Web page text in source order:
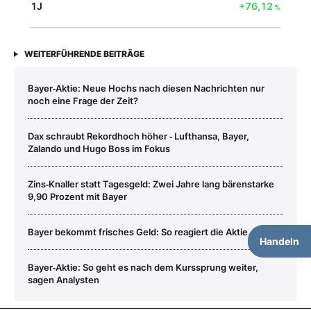
Handeln
1J +76,12%
WEITERFÜHRENDE BEITRÄGE
Bayer‑Aktie: Neue Hochs nach diesen Nachrichten nur
noch eine Frage der Zeit?
Dax schraubt Rekordhoch höher ‑ Lufthansa, Bayer,
Zalando und Hugo Boss im Fokus
Zins‑Knaller statt Tagesgeld: Zwei Jahre lang bärenstarke
9,90 Prozent mit Bayer
Bayer bekommt frisches Geld: So reagiert die Aktie
Bayer‑Aktie: So geht es nach dem Kurssprung weiter,
sagen Analysten